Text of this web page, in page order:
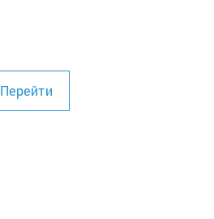
Перейти